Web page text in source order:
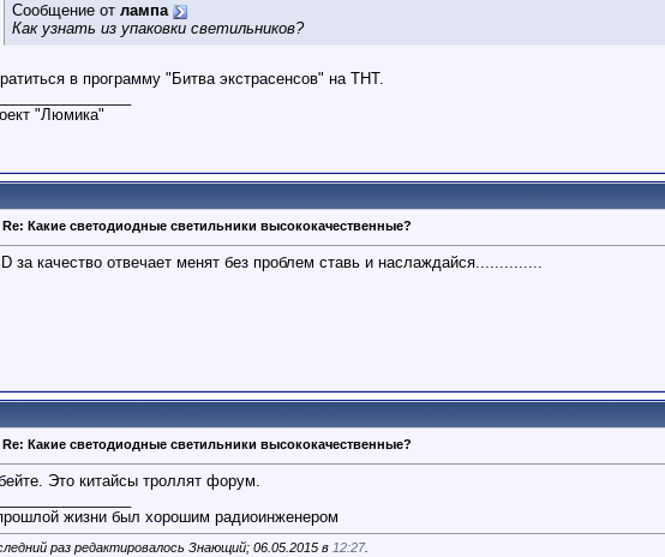
Сообщение от лампа
Как узнать из упаковки светильников?
в программу "Битва экстрасенсов" на ТНТ.
"Люмика"
Re: Какие светодиодные светильники высококачественные?
за качество отвечает менят без проблем ставь и наслаждайся..............
Re: Какие светодиодные светильники высококачественные?
Это китайсы троллят форум.
жизни был хорошим радиоинженером
раз редактировалось Знающий; 06.05.2015 в 12:27.